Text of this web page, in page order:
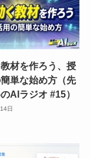
材を作ろう、授
単な始め方（先
AIラジオ #15）
日